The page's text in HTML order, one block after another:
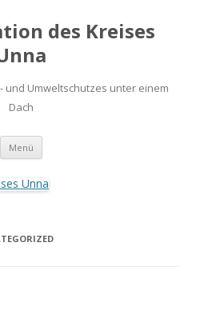
des Kreises
und Umweltschutzes unter einem
Dach
Menü Zum
springen